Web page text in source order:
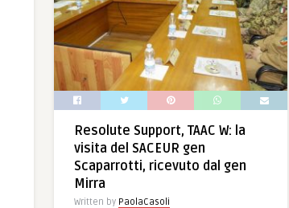
Resolute Support, TAAC W: la
visita del SACEUR gen
Scaparrotti, ricevuto dal gen
Mirra
Written by PaolaCasoli